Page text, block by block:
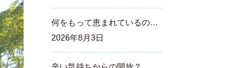
何をもって恵まれているの…
2026年8月3日